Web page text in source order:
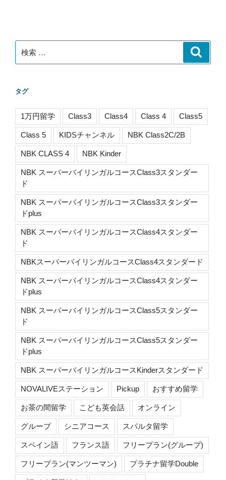
索:
タグ
1万円留学 Class3 Class4 Class 4 Class5
Class 5 KIDSチャンネル NBK Class2C/2B
NBK CLASS 4 NBK Kinder
NBK スーパーバイリンガルコースClass3スタンダー
ド
NBK スーパーバイリンガルコースClass3スタンダー
ドplus
NBK スーパーバイリンガルコースClass4スタンダー
ド
NBKスーパーバイリンガルコースClass4スタンダード
NBK スーパーバイリンガルコースClass4スタンダー
ドplus
NBK スーパーバイリンガルコースClass5スタンダー
ド
NBK スーパーバイリンガルコースClass5スタンダー
ドplus
NBK スーパーバイリンガルコースKinderスタンダード
NOVALIVEステーション Pickup おすすめ留学
お茶の間留学 こども英会話 オンライン
グループ シニアコース スパルタ留学
スペイン語 フランス語 フリープラン(グループ)
フリープラン(マンツーマン) プラチナ留学Double